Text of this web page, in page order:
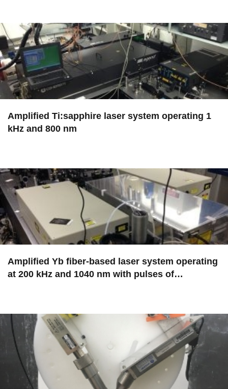
Amplified Ti:sapphire laser system operating 1
kHz and 800 nm
Amplified Yb fiber-based laser system operating
at 200 kHz and 1040 nm with pulses of…